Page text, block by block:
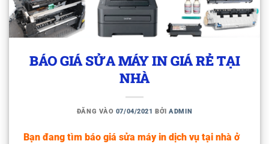
BÁO GIÁ SỬA MÁY IN GIÁ RẺ TẠI
NHÀ
ĐĂNG VÀO 07/04/2021 BỞIADMIN
Bạn đang tìm báo giá sửa máy in dịch vụ tại nhà ở